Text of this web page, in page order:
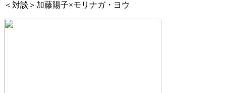
＜対談＞加藤陽子×モリナガ・ヨウ